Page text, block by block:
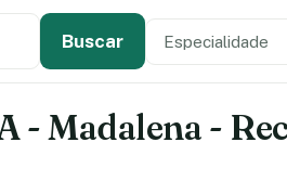
Buscar Especialidade
Tipo de unidade
- Madalena -